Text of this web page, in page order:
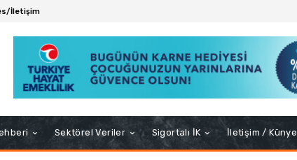
İletişim
Sektörel Veriler Sigortalı İK İletişim / Künye